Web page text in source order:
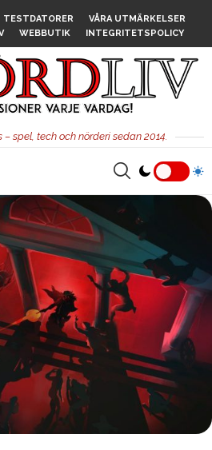
TESTDATORER
VÅRA UTMÄRKELSER
WEBBUTIK INTEGRITETSPOLICY
spel, tech och nörderi sedan 2014.